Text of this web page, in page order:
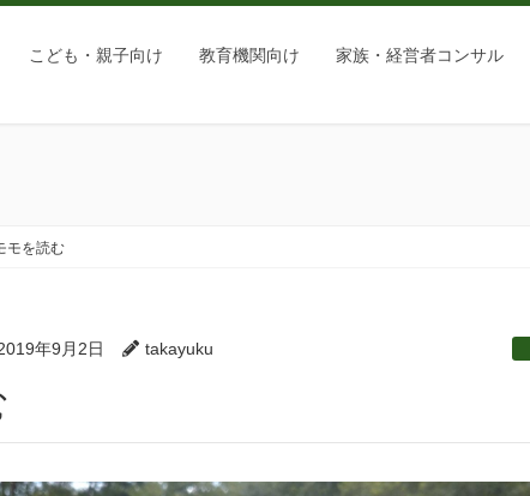
こども・親子向け 教育機関向け 家族・経営者コンサル
モを読む
年9月2日 takayuku